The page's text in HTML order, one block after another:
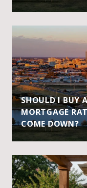
SHOULD I BUY
MORTGAGE
COME DOWN?